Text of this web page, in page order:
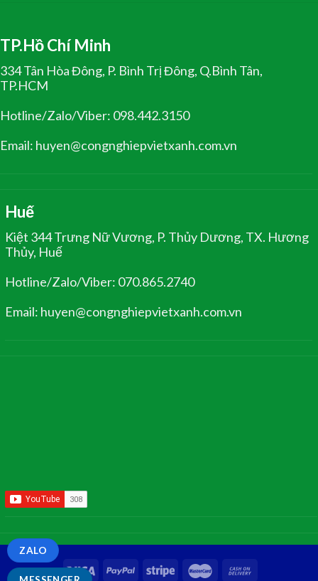
TP.Hồ Chí Minh
334 Tân Hòa Đông, P. Bình Trị Đông, Q.Bình Tân,
TP.HCM
Hotline/Zalo/Viber: 098.442.3150
Email: huyen@congnghiepvietxanh.com.vn
Huế
Kiệt 344 Trưng Nữ Vương, P. Thủy Dương, TX. Hương
Thủy, Huế
Hotline/Zalo/Viber: 070.865.2740
Email: huyen@congnghiepvietxanh.com.vn
ZALO